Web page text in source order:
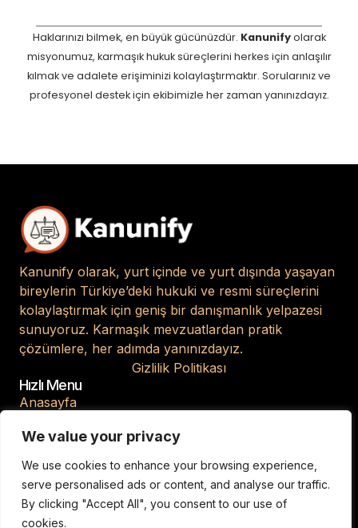
We value your privacy
We use cookies to enhance your browsing experience,
serve personalised ads or content, and analyse our traffic.
By clicking "Accept All", you consent to our use of
cookies.
Haklarınızı bilmek, en büyük gücünüzdür. Kanunifyolarak
misyonumuz, karmaşık hukuk süreçlerini herkes için anlaşılır
kılmak ve adalete erişiminizi kolaylaştırmaktır. Sorularınız ve
profesyonel destek için ekibimizle her zaman yanınızdayız.
Kanunify olarak, yurt içinde ve yurt dışında yaşayan
bireylerin Türkiye’deki hukuki ve resmi süreçlerini
kolaylaştırmak için geniş bir danışmanlık yelpazesi
sunuyoruz. Karmaşık mevzuatlardan pratik
çözümlere, her adımda yanınızdayız.
Gizlilik Politikası
Hızlı Menu
Anasayfa
Hakkımızda
İletişim